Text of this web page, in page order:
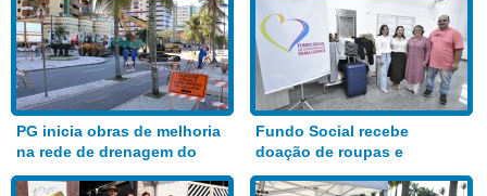
PG inicia obras de melhoria
na rede de drenagem do
Bairro Aviação
Fundo Social recebe
doação de roupas e
alimentos